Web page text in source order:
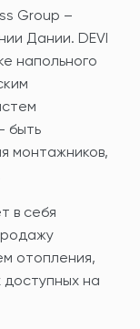
Group –
Дании. DEVI
напольного
быть
монтажников,
в себя
отопления,
на